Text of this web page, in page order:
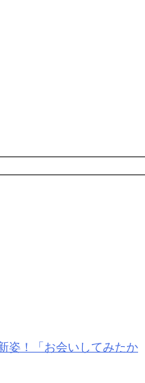
姿！「お会いしてみたか